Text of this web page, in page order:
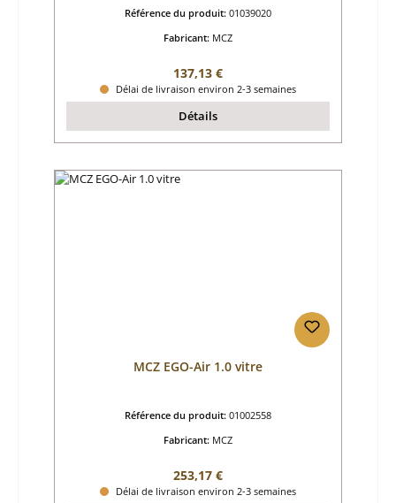
Référence du produit: 01039020
Fabricant: MCZ
Prix régulier :
137,13 €
Délai de livraison environ 2-3 semaines
Détails
MCZ EGO-Air 1.0 vitre
Référence du produit: 01002558
Fabricant: MCZ
Prix régulier :
253,17 €
Délai de livraison environ 2-3 semaines